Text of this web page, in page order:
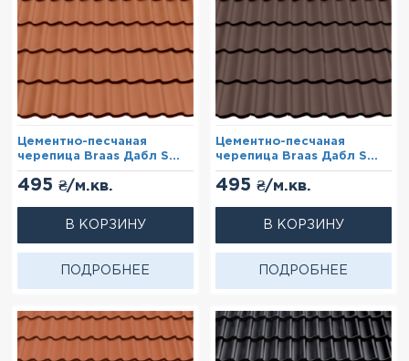
Цементно-песчаная
черепица Braas Дабл S
Каштан (Cisar)
495 ₴/м.кв.
В КОРЗИНУ
ПОДРОБНЕЕ
Цементно-песчаная
черепица Braas Дабл S
Коричневый (Cisar)
495 ₴/м.кв.
В КОРЗИНУ
ПОДРОБНЕЕ